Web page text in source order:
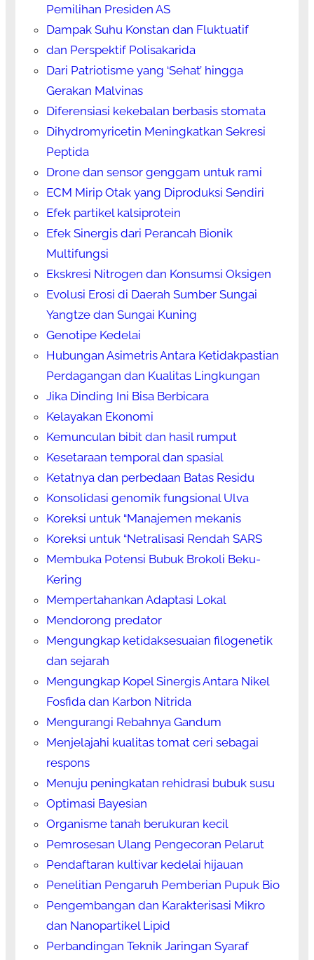
Pemilihan Presiden AS
Dampak Suhu Konstan dan Fluktuatif
dan Perspektif Polisakarida
Dari Patriotisme yang ‘Sehat’ hingga
Gerakan Malvinas
Diferensiasi kekebalan berbasis stomata
Dihydromyricetin Meningkatkan Sekresi
Peptida
Drone dan sensor genggam untuk rami
ECM Mirip Otak yang Diproduksi Sendiri
Efek partikel kalsiprotein
Efek Sinergis dari Perancah Bionik
Multifungsi
Ekskresi Nitrogen dan Konsumsi Oksigen
Evolusi Erosi di Daerah Sumber Sungai
Yangtze dan Sungai Kuning
Genotipe Kedelai
Hubungan Asimetris Antara Ketidakpastian
Perdagangan dan Kualitas Lingkungan
Jika Dinding Ini Bisa Berbicara
Kelayakan Ekonomi
Kemunculan bibit dan hasil rumput
Kesetaraan temporal dan spasial
Ketatnya dan perbedaan Batas Residu
Konsolidasi genomik fungsional Ulva
Koreksi untuk “Manajemen mekanis
Koreksi untuk “Netralisasi Rendah SARS
Membuka Potensi Bubuk Brokoli Beku-
Kering
Mempertahankan Adaptasi Lokal
Mendorong predator
Mengungkap ketidaksesuaian filogenetik
dan sejarah
Mengungkap Kopel Sinergis Antara Nikel
Fosfida dan Karbon Nitrida
Mengurangi Rebahnya Gandum
Menjelajahi kualitas tomat ceri sebagai
respons
Menuju peningkatan rehidrasi bubuk susu
Optimasi Bayesian
Organisme tanah berukuran kecil
Pemrosesan Ulang Pengecoran Pelarut
Pendaftaran kultivar kedelai hijauan
Penelitian Pengaruh Pemberian Pupuk Bio
Pengembangan dan Karakterisasi Mikro
dan Nanopartikel Lipid
Perbandingan Teknik Jaringan Syaraf